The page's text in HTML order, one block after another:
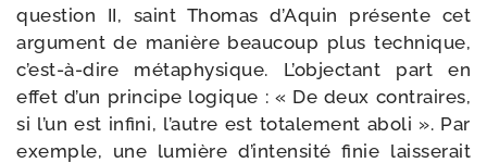
ques­tion II, saint Thomas d’Aquin pré­sente cet
argu­ment de manière beau­coup plus tech­nique,
c’est-à-dire méta­phy­sique. L’objectant part en
effet d’un prin­cipe logique : « De deux contraires,
si l’un est infi­ni, l’autre est tota­le­ment abo­li ». Par
exemple, une lumière d’intensité finie lais­se­rait